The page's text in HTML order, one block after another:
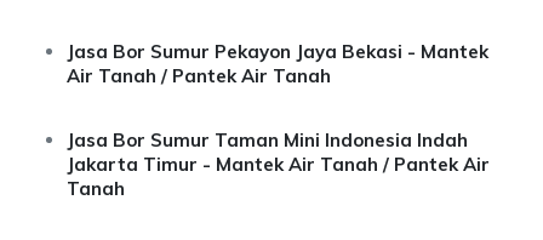
Jasa Bor Sumur Pekayon Jaya Bekasi - Mantek
Air Tanah / Pantek Air Tanah
Jasa Bor Sumur Taman Mini Indonesia Indah
Jakarta Timur - Mantek Air Tanah / Pantek Air
Tanah